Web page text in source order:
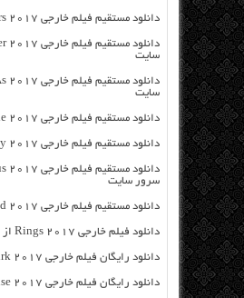
دانلود مستقیم فیلم خارجی Cross Wars 2017 از سرور سایت
سایت
سایت
دانلود مستقیم فیلم خارجی Zeroville 2017 از سرور سایت
دانلود مستقیم فیلم خارجی The Mummy 2017 از سرور سایت
سرور سایت
دانلود مستقیم فیلم خارجی Running Wild 2017 از سرور سایت
دانلود فیلم خارجی Rings 2017 از سرور سایت
دانلود رایگان فیلم خارجی Dunkirk 2017 با لینک مستقیم
دانلود رایگان فیلم خارجی Eloise 2017 با لینک مستقیم